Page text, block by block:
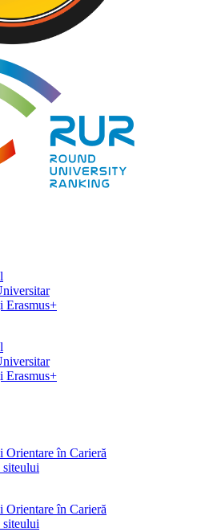
Erasmus+
Erasmus+
Orientare în Carieră
siteului
Orientare în Carieră
siteului